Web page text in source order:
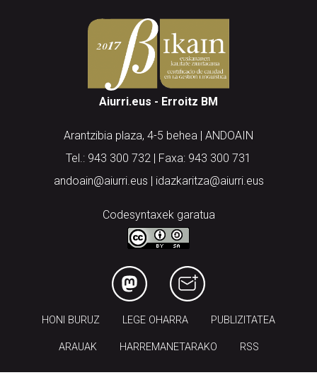
Aiurri.eus - Erroitz BM
Arantzibia plaza, 4-5 behea | ANDOAIN
Tel.: 943 300 732 | Faxa: 943 300 731
andoain@aiurri.eus | idazkaritza@aiurri.eus
Codesyntaxek garatua
HONI BURUZ LEGE OHARRA PUBLIZITATEA
ARAUAK HARREMANETARAKO RSS